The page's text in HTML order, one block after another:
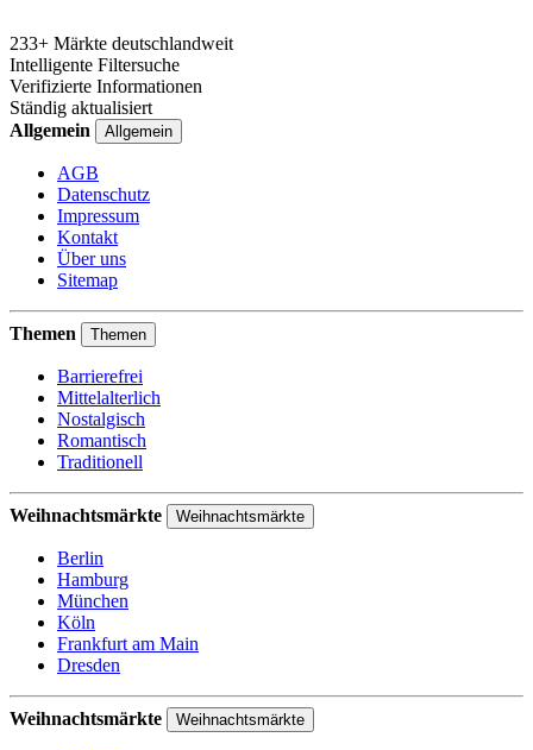
233+ Märkte deutschlandweit
Intelligente Filtersuche
Verifizierte Informationen
Ständig aktualisiert
Allgemein
Allgemein
AGB
Datenschutz
Impressum
Kontakt
Über uns
Sitemap
Themen Themen
Barrierefrei
Mittelalterlich
Nostalgisch
Romantisch
Traditionell
Weihnachtsmärkte Weihnachtsmärkte
Berlin
Hamburg
München
Köln
Frankfurt am Main
Dresden
Weihnachtsmärkte Weihnachtsmärkte